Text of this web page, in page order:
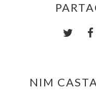
NIM